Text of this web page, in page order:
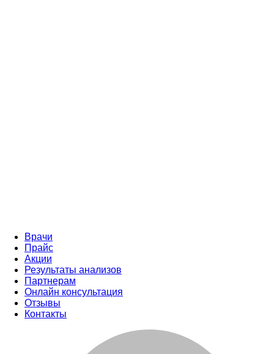
Врачи
Прайс
Акции
Результаты анализов
Партнерам
Онлайн консультация
Отзывы
Контакты